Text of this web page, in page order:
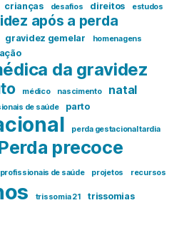
crianças desafios direitos estudos
após a perda
gravidez gemelar homenagens
da gravidez
médico nascimento natal
de saúde parto
perda gestacional tardia
precoce
profissionais de saúde projetos recursos
trissomia 21 trissomias